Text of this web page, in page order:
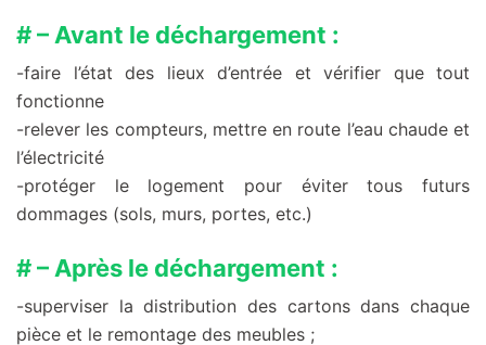
# – Avant le déchargement :
-faire l’état des lieux d’entrée et vérifier que tout
fonctionne
-relever les compteurs, mettre en route l’eau chaude et
l’électricité
-protéger le logement pour éviter tous futurs
dommages (sols, murs, portes, etc.)
# – Après le déchargement :
-superviser la distribution des cartons dans chaque
pièce et le remontage des meubles ;